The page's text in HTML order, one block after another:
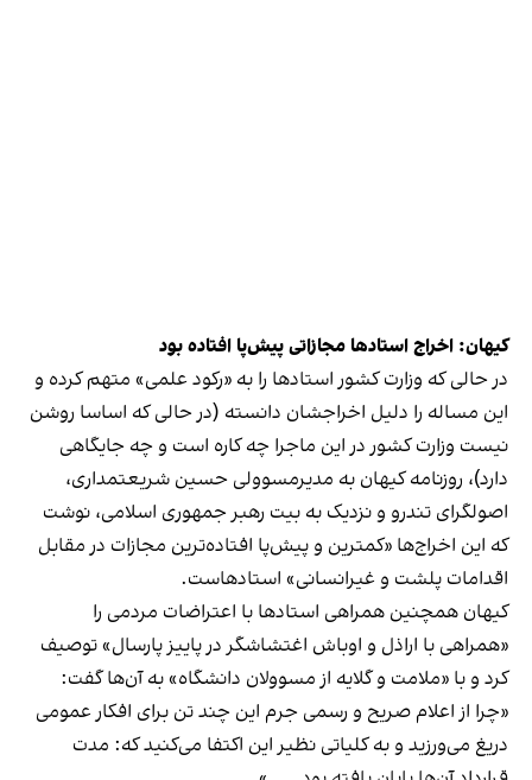
کیهان: اخراج استادها مجازاتی پیش‌پا افتاده بود
در حالی که وزارت کشور استادها را به «رکود علمی» متهم کرده و
این مساله را دلیل اخراجشان دانسته (در حالی که اساسا روشن
نیست وزارت کشور در این ماجرا چه کاره است و چه جایگاهی
دارد)، روزنامه کیهان به مدیرمسوولی حسین شریعتمداری،
اصولگرای تندرو و نزدیک به بیت رهبر جمهوری اسلامی، نوشت
که این اخراج‌ها «کمترین و پیش‌پا افتاده‌ترین مجازات در مقابل
اقدامات پلشت و غیر‌انسانی» استادهاست.
کیهان همچنین همراهی استادها با اعتراضات مردمی را
«همراهی با اراذل و اوباش اغتشاشگر در پاییز پارسال» توصیف
کرد و با «ملامت و گلایه از مسوولان دانشگاه» به آن‌ها گفت:
«چرا از اعلام صریح و رسمی جرم این چند تن برای افکار عمومی
دریغ می‌ورزید و به کلیاتی نظیر این اکتفا می‌کنید که: مدت